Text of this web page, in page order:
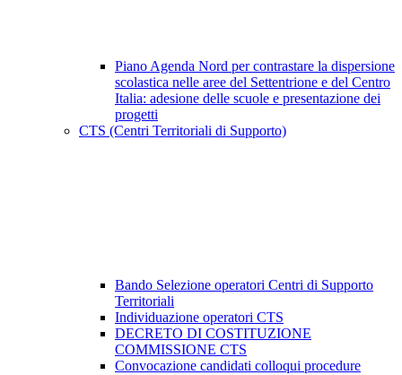
Piano Agenda Nord per contrastare la dispersione
scolastica nelle aree del Settentrione e del Centro
Italia: adesione delle scuole e presentazione dei
progetti
CTS (Centri Territoriali di Supporto)
Bando Selezione operatori Centri di Supporto
Territoriali
Individuazione operatori CTS
DECRETO DI COSTITUZIONE
COMMISSIONE CTS
Convocazione candidati colloqui procedure